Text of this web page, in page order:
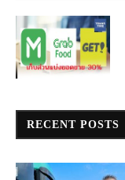
RECENT POSTS